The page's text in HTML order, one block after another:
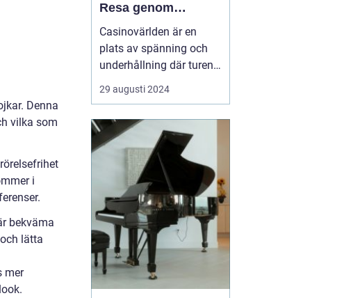
Denna
vilka som
i
bekväma
lätta
mer
Resa genom
Spänning och
Underhållning
Casinovärlden är en
plats av spänning och
underhållning där turen
och strategin spelar stor
roll. Från dess
dess moderna digitala
närvaro, har
casinoupplevelsen
utvecklats för att...
29 augusti 2024